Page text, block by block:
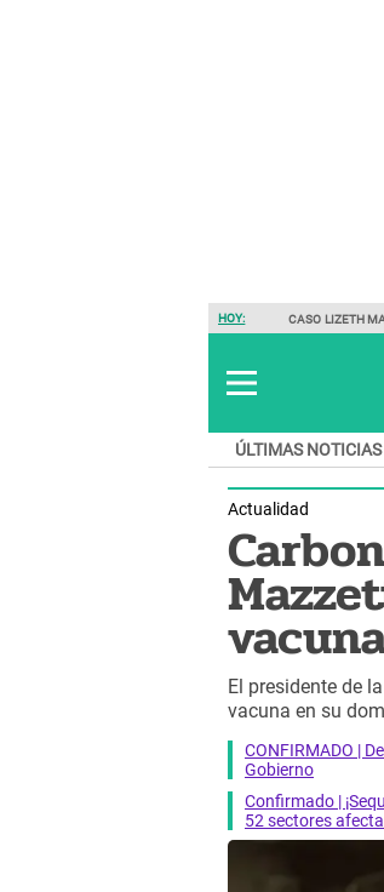
HOY: CASO LIZETH
ÚLTIMAS NOTICIAS
Actualidad
El presidente de
vacuna en su
CONFIRMADO |
Gobierno
Confirmado |
52 sectores